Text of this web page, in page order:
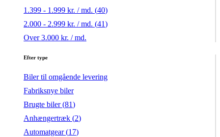
1.399 - 1.999 kr. / md. (40)
2.000 - 2.999 kr. / md. (41)
Over 3.000 kr. / md.
Efter type
Biler til omgående levering
Fabriksnye biler
Brugte biler (81)
Anhængertræk (2)
Automatgear (17)